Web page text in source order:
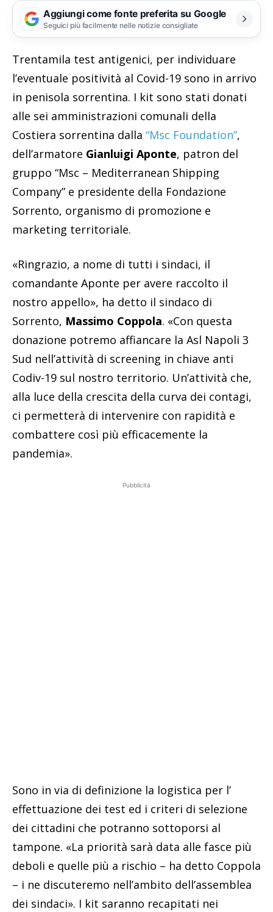
Aggiungi come fonte preferita su Google
Seguici più facilmente nelle notizie consigliate
Trentamila test antigenici, per individuare
l’eventuale positività al Covid-19 sono in arrivo
in penisola sorrentina. I kit sono stati donati
alle sei amministrazioni comunali della
Costiera sorrentina dalla “Msc Foundation”,
dell’armatore Gianluigi Aponte, patron del
gruppo “Msc – Mediterranean Shipping
Company” e presidente della Fondazione
Sorrento, organismo di promozione e
marketing territoriale.
«Ringrazio, a nome di tutti i sindaci, il
comandante Aponte per avere raccolto il
nostro appello», ha detto il sindaco di
Sorrento, Massimo Coppola. «Con questa
donazione potremo affiancare la Asl Napoli 3
Sud nell’attività di screening in chiave anti
Codiv-19 sul nostro territorio. Un’attività che,
alla luce della crescita della curva dei contagi,
ci permetterà di intervenire con rapidità e
combattere così più efficacemente la
pandemia».
Pubblicità
Sono in via di definizione la logistica per l’
effettuazione dei test ed i criteri di selezione
dei cittadini che potranno sottoporsi al
tampone. «La priorità sarà data alle fasce più
deboli e quelle più a rischio – ha detto Coppola
– i ne discuteremo nell’ambito dell’assemblea
dei sindaci». I kit saranno recapitati nei